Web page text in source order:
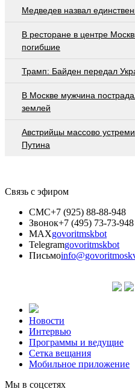
Медведев назвал
В ресторане в центре
погибшие
Трамп: Байден передал
В Москве мужчина
землей
Австрийцы массово
Путина
Связь с эфиром
СМС+7 (925) 88-88-948
Звонок+7 (495) 73-73-948
MAXgovoritmskbot
Telegramgovoritmskbot
Письмо
Новости
Интервью
Программы и ведущие
Сетка вещания
Мобильное приложение
Мы в соцсетях